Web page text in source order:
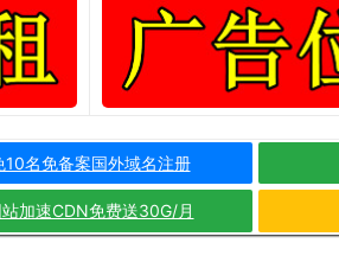
10名免备案国外域名注册
站加速CDN免费送30G/月